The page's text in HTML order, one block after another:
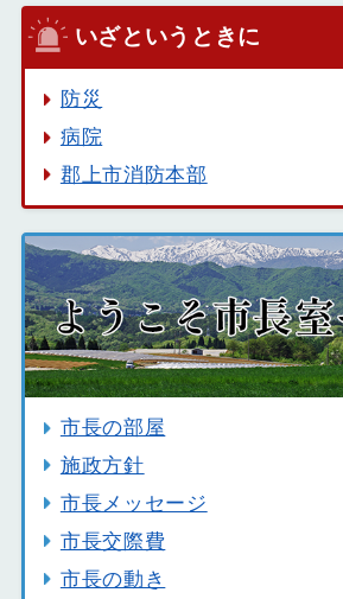
いざというときに
防災
病院
郡上市消防本部
市長の部屋
施政方針
市長メッセージ
市長交際費
市長の動き